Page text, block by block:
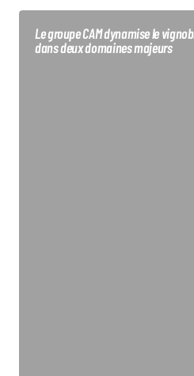
Le groupe CAM dynamise le
dans deux domaines majeurs